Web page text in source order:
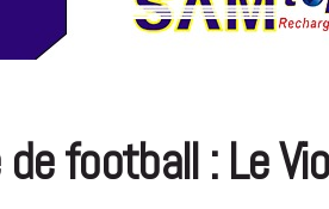
football : Le